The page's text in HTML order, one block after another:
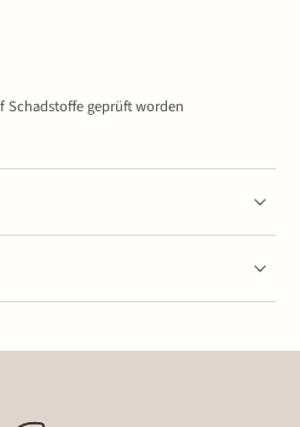
Schadstoffe geprüft worden